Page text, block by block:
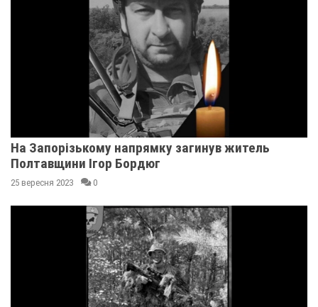
На Запорізькому напрямку загинув житель
Полтавщини Ігор Бордюг
25 вересня 2023 0